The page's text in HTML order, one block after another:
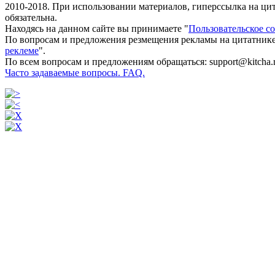
2010-2018. При использовании материалов, гиперссылка на
обязательна.
Находясь на данном сайте вы принимаете "Пользовательское
По вопросам и предложения резмещения рекламы на
реклеме".
По всем вопросам и предложениям обращаться:
Часто задаваемые вопросы. FAQ.